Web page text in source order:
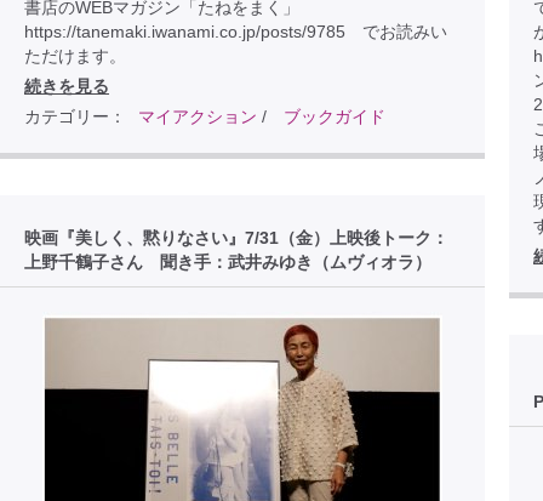
書店のWEBマガジン「たねをまく」
https://tanemaki.iwanami.co.jp/posts/9785 でお読みい
ただけます。
続きを見る
カテゴリー：
マイアクション / ブックガイド
映画『美しく、黙りなさい』7/31（金）上映後トーク：
上野千鶴子さん 聞き手：武井みゆき（ムヴィオラ）